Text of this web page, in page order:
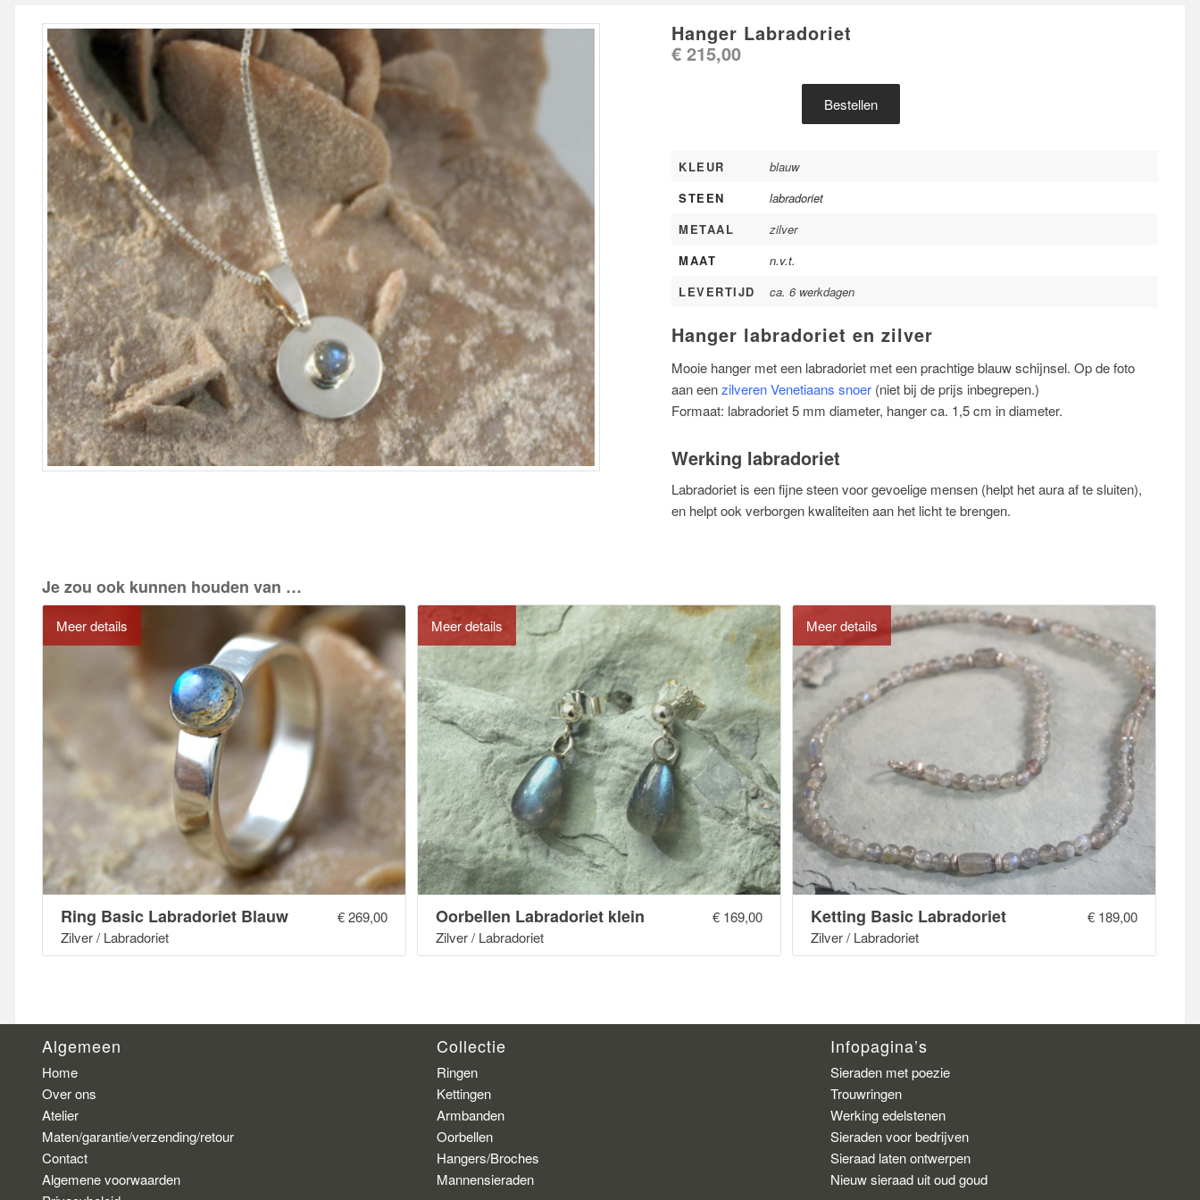
Hanger Labradoriet
€ 215,00
Bestellen
KLEUR
blauw
STEEN
labradoriet
METAAL
zilver
MAAT
n.v.t.
LEVERTIJD
ca. 6 werkdagen
Hanger labradoriet en zilver
Mooie hanger met een labradoriet met een prachtige blauw schijnsel. Op de foto
aan eenzilveren Venetiaans snoer (niet bij de prijs inbegrepen.)
Formaat: labradoriet 5 mm diameter, hanger ca. 1,5 cm in diameter.
Werking labradoriet
Labradoriet is een fijne steen voor gevoelige mensen (helpt het aura af te sluiten),
en helpt ook verborgen kwaliteiten aan het licht te brengen.
Je zou ook kunnen houden van …
Meer details
Ring Basic Labradoriet Blauw
Zilver / Labradoriet
€269,00
Meer details
Oorbellen Labradoriet klein
Zilver / Labradoriet
€169,00
Meer details
Ketting Basic Labradoriet
Zilver / Labradoriet
€189,00
Algemeen
Home
Over ons
Atelier
Maten/garantie/verzending/retour
Contact
Algemene voorwaarden
Collectie
Ringen
Kettingen
Armbanden
Oorbellen
Hangers/Broches
Mannensieraden
Infopagina’s
Sieraden met poezie
Trouwringen
Werking edelstenen
Sieraden voor bedrijven
Sieraad laten ontwerpen
Nieuw sieraad uit oud goud